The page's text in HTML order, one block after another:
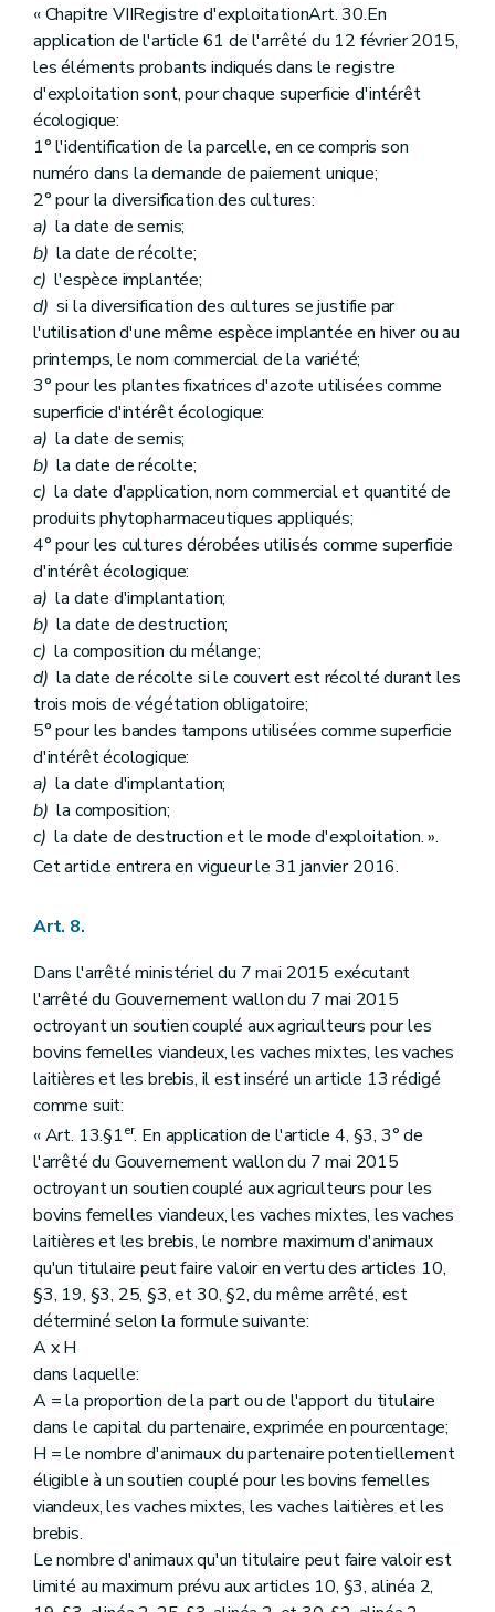
« Chapitre VIIRegistre d'exploitationArt. 30.En
application de l'article 61 de l'arrêté du 12 février 2015,
les éléments probants indiqués dans le registre
d'exploitation sont, pour chaque superficie d'intérêt
écologique:
1° l'identification de la parcelle, en ce compris son
numéro dans la demande de paiement unique;
2° pour la diversification des cultures:
a) la date de semis;
b) la date de récolte;
c) l'espèce implantée;
d) si la diversification des cultures se justifie par
l'utilisation d'une même espèce implantée en hiver ou au
printemps, le nom commercial de la variété;
3° pour les plantes fixatrices d'azote utilisées comme
superficie d'intérêt écologique:
a) la date de semis;
b) la date de récolte;
c) la date d'application, nom commercial et quantité de
produits phytopharmaceutiques appliqués;
4° pour les cultures dérobées utilisés comme superficie
d'intérêt écologique:
a) la date d'implantation;
b) la date de destruction;
c) la composition du mélange;
d) la date de récolte si le couvert est récolté durant les
trois mois de végétation obligatoire;
5° pour les bandes tampons utilisées comme superficie
d'intérêt écologique:
a) la date d'implantation;
b) la composition;
c) la date de destruction et le mode d'exploitation. ».
Cet article entrera en vigueur le 31 janvier 2016.
Art. 8.
Dans l'arrêté ministériel du 7 mai 2015 exécutant
l'arrêté du Gouvernement wallon du 7 mai 2015
octroyant un soutien couplé aux agriculteurs pour les
bovins femelles viandeux, les vaches mixtes, les vaches
laitières et les brebis, il est inséré un article 13 rédigé
comme suit:
« Art. 13.§1er. En application de l'article 4, §3, 3° de
l'arrêté du Gouvernement wallon du 7 mai 2015
octroyant un soutien couplé aux agriculteurs pour les
bovins femelles viandeux, les vaches mixtes, les vaches
laitières et les brebis, le nombre maximum d'animaux
qu'un titulaire peut faire valoir en vertu des articles 10,
§3, 19, §3, 25, §3, et 30, §2, du même arrêté, est
déterminé selon la formule suivante:
A x H
dans laquelle:
A = la proportion de la part ou de l'apport du titulaire
dans le capital du partenaire, exprimée en pourcentage;
H = le nombre d'animaux du partenaire potentiellement
éligible à un soutien couplé pour les bovins femelles
viandeux, les vaches mixtes, les vaches laitières et les
brebis.
Le nombre d'animaux qu'un titulaire peut faire valoir est
limité au maximum prévu aux articles 10, §3, alinéa 2,